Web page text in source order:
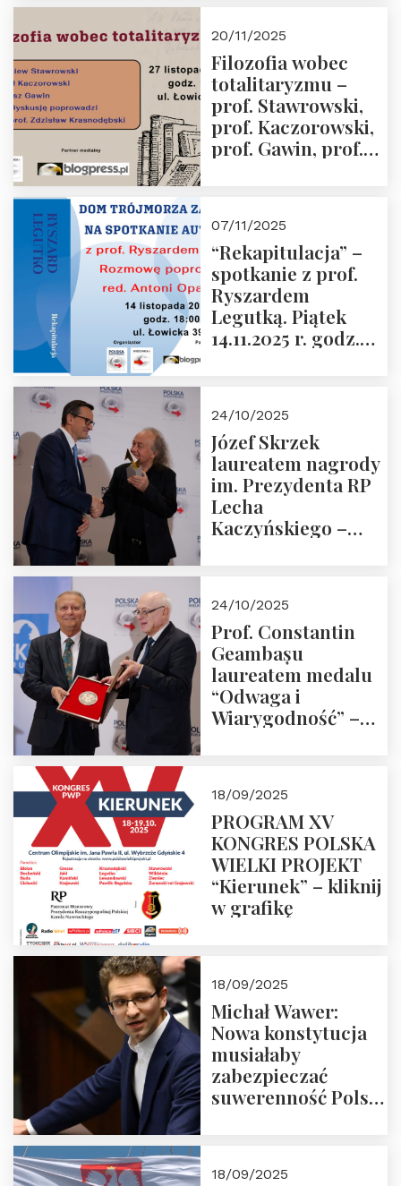
Przemysław
Sobolewski – 4
grudnia 2025 r.
godz. 18:00.
20/11/2025
Filozofia wobec
totalitaryzmu –
prof. Stawrowski,
prof. Kaczorowski,
prof. Gawin, prof.
07/11/2025
“Rekapitulacja” –
spotkanie z prof.
Ryszardem
Legutką. Piątek
14.11.2025 r. godz.
24/10/2025
Józef Skrzek
laureatem nagrody
im. Prezydenta RP
Lecha
Kaczyńskiego –
24/10/2025
Prof. Constantin
Geambașu
laureatem medalu
“Odwaga i
Wiarygodność” –
18/09/2025
PROGRAM XV
KONGRES POLSKA
WIELKI PROJEKT
“Kierunek” – kliknij
w grafikę
18/09/2025
Michał Wawer:
Nowa konstytucja
musiałaby
zabezpieczać
suwerenność Polski
18/09/2025